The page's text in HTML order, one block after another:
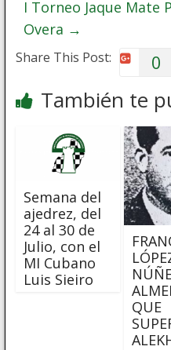
I Torneo Jaque Mate
Overa →
Share This Post: 0
También te
Semana del
ajedrez, del
24 al 30 de
Julio, con el
MI Cubano
Luis Sieiro
QUE